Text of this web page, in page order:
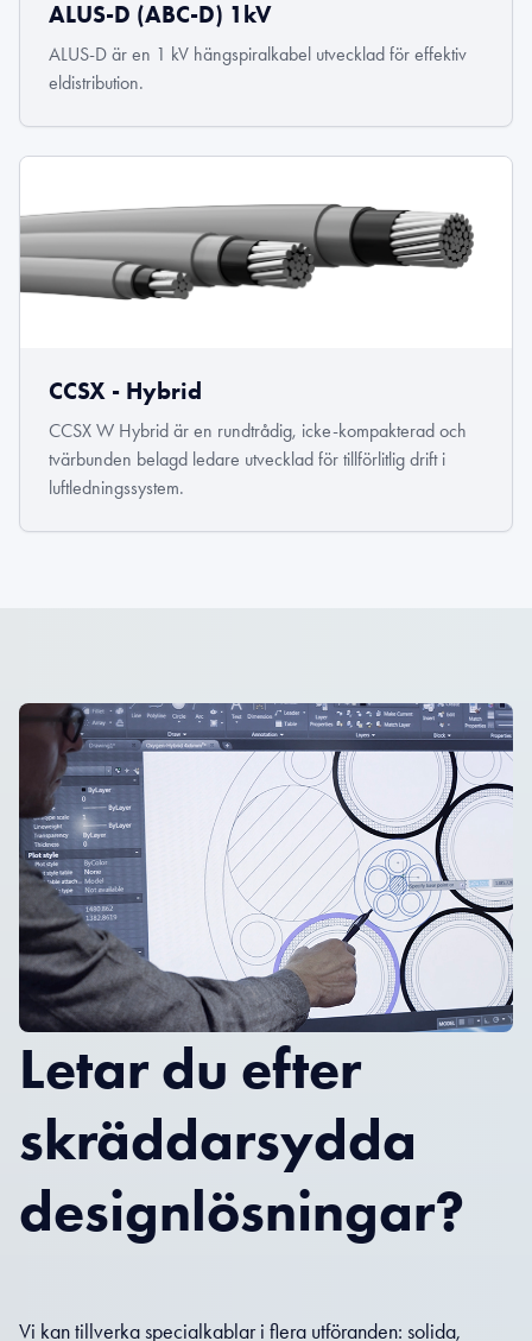
ALUS-D (ABC-D) 1kV
ALUS-D är en 1 kV hängspiralkabel utvecklad för effektiv
eldistribution.
CCSX - Hybrid
CCSX W Hybrid är en rundtrådig, icke-kompakterad och
tvärbunden belagd ledare utvecklad för tillförlitlig drift i
luftledningssystem.
Letar du efter
skräddarsydda
designlösningar?
Vi kan tillverka specialkablar i flera utföranden: solida,